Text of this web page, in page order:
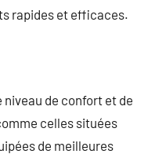
rapides et efficaces.
de confort et de
celles situées
de meilleures